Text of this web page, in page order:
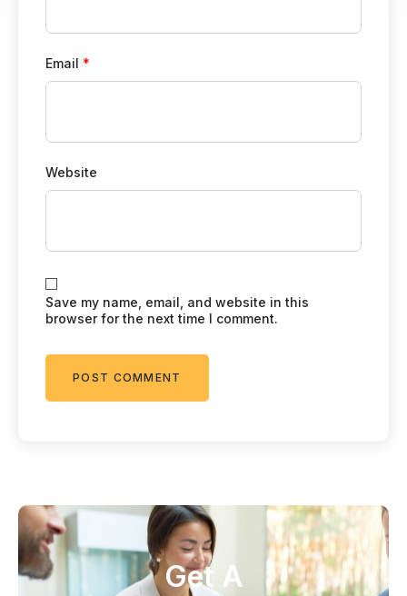
Email *
Website
Save my name, email, and website in this
browser for the next time I comment.
Get A